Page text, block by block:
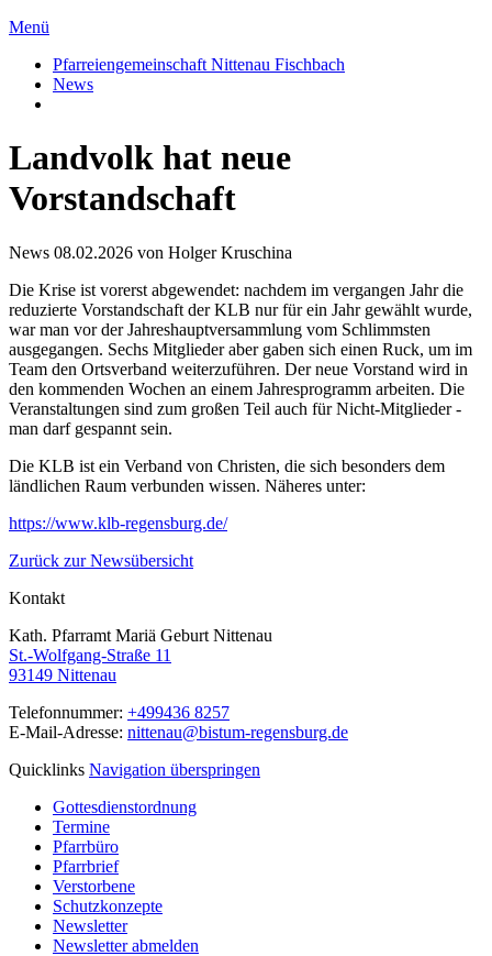
Menü
Pfarreiengemeinschaft Nittenau Fischbach
News
Landvolk hat neue
Vorstandschaft
News 08.02.2026 von Holger Kruschina
Die Krise ist vorerst abgewendet: nachdem im vergangen Jahr die
reduzierte Vorstandschaft der KLB nur für ein Jahr gewählt wurde,
war man vor der Jahreshauptversammlung vom Schlimmsten
ausgegangen. Sechs Mitglieder aber gaben sich einen Ruck, um im
Team den Ortsverband weiterzuführen. Der neue Vorstand wird in
den kommenden Wochen an einem Jahresprogramm arbeiten. Die
Veranstaltungen sind zum großen Teil auch für Nicht-Mitglieder -
man darf gespannt sein.
Die KLB ist ein Verband von Christen, die sich besonders dem
ländlichen Raum verbunden wissen. Näheres unter:
https://www.klb-regensburg.de/
Zurück zur Newsübersicht
Kontakt
Kath. Pfarramt Mariä Geburt Nittenau
St.-Wolfgang-Straße 11
93149 Nittenau
Telefonnummer: +499436 8257
E-Mail-Adresse: nittenau@bistum-regensburg.de
Quicklinks Navigation überspringen
Gottesdienstordnung
Termine
Pfarrbüro
Pfarrbrief
Verstorbene
Schutzkonzepte
Newsletter
Newsletter abmelden